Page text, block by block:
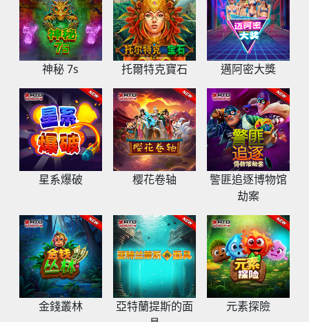
神秘 7s 托爾特克寶石 邁阿密大獎
星系爆破 樱花卷轴
警匪追逐博物馆
劫案
金錢叢林
亞特蘭提斯的面
元素探險